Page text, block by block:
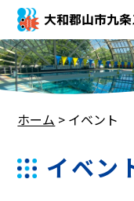
大和郡山市九
ホーム > イベント
イベン